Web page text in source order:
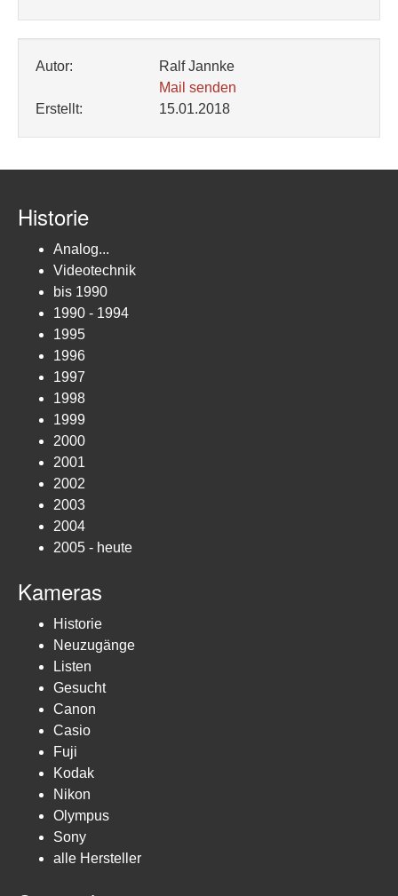
Autor:
Ralf Jannke
Mail senden
Erstellt:
15.01.2018
Historie
Analog...
Videotechnik
bis 1990
1990 - 1994
1995
1996
1997
1998
1999
2000
2001
2002
2003
2004
2005 - heute
Kameras
Historie
Neuzugänge
Listen
Gesucht
Canon
Casio
Fuji
Kodak
Nikon
Olympus
Sony
alle Hersteller